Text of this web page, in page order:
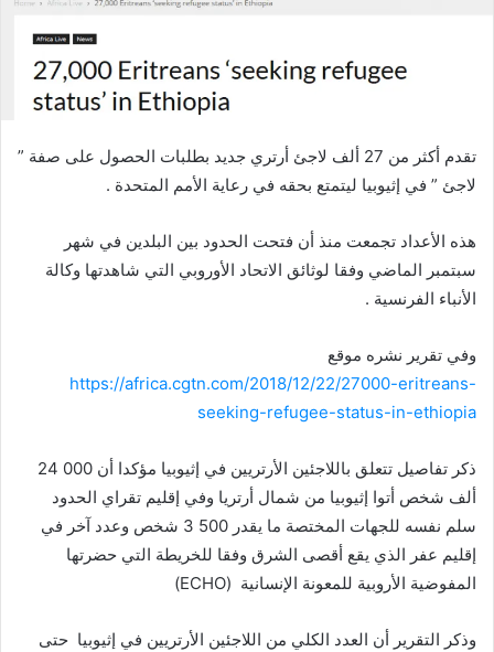
د
ا
ك
ت
و
ن
تقدم أكثر من 27 ألف لاجئ أرتري جديد بطلبات الحصول على صفة ”
لاجئ ” في إثيوبيا ليتمتع بحقه في رعاية الأمم المتحدة .
هذه الأعداد تجمعت منذ أن فتحت الحدود بين البلدين في شهر
سبتمبر الماضي وفقا لوثائق الاتحاد الأوروبي التي شاهدتها وكالة
الأنباء الفرنسية .
وفي تقرير نشره موقع
https://africa.cgtn.com/2018/12/22/27000-eritreans-
seeking-refugee-status-in-ethiopia
ذكر تفاصيل تتعلق باللاجئين الأرتريين في إثيوبيا مؤكدا أن 000 24
ألف شخص أتوا إثيوبيا من شمال أرتريا وفي إقليم تقراي الحدود
سلم نفسه للجهات المختصة ما يقدر 500 3 شخص وعدد آخر في
إقليم عفر الذي يقع أقصى الشرق وفقا للخريطة التي حضرتها
المفوضية الأروبية للمعونة الإنسانية (ECHO)
وذكر التقرير أن العدد الكلي من اللاجئين الأرتريين في إثيوبيا حتى